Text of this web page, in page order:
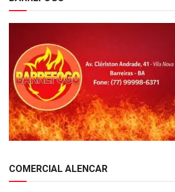
COMERCIAL ALENCAR